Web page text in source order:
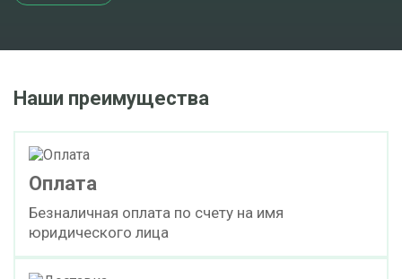
Наши преимущества
Оплата
Безналичная оплата по счету на имя
юридического лица